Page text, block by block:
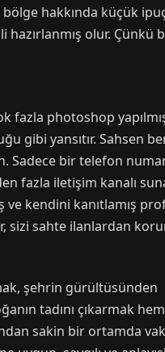
hakkında küçük
olur. Çünkü
fazla photoshop
gibi yansıtır. Sahsen
Sadece bir telefon
fazla iletişim kanalı
kendini kanıtlamış
sizi sahte ilanlardan
şehrin gürültüsünden
tadını çıkarmak
sakin bir ortamda